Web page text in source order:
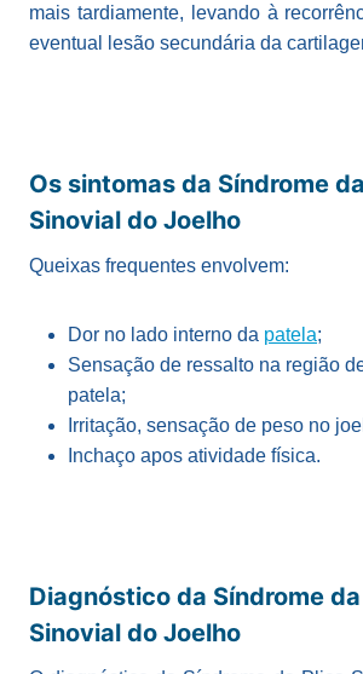
mais tardiamente, levando à
eventual lesão secundária da
Os sintomas da Síndrome
Sinovial do Joelho
Queixas frequentes envolvem:
Dor no lado interno da patela;
Sensação de ressalto na região
patela;
Irritação, sensação de peso no
Inchaço apos atividade física.
Diagnóstico da Síndrome
Sinovial do Joelho